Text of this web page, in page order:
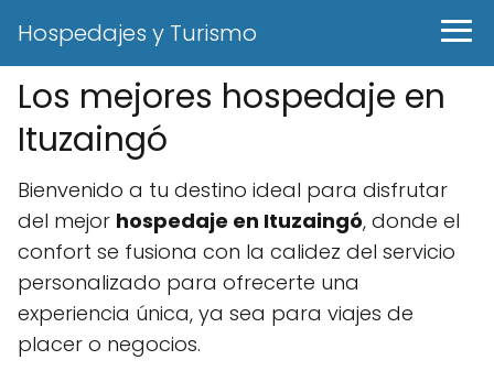
Hospedajes y Turismo
Los mejores hospedaje en
Ituzaingó
Bienvenido a tu destino ideal para disfrutar
del mejor hospedaje en Ituzaingó, donde el
confort se fusiona con la calidez del servicio
personalizado para ofrecerte una
experiencia única, ya sea para viajes de
placer o negocios.